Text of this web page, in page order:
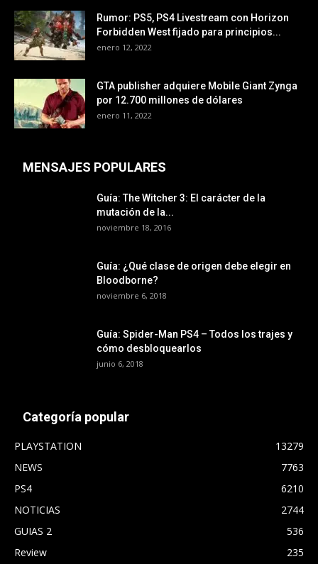
Rumor: PS5, PS4 Livestream con Horizon
Forbidden West fijado para principios...
enero 12, 2022
GTA publisher adquiere Mobile Giant Zynga
por 12.700 millones de dólares
enero 11, 2022
MENSAJES POPULARES
Guía: The Witcher 3: El carácter de la
mutación de la...
noviembre 18, 2016
Guía: ¿Qué clase de origen debe elegir en
Bloodborne?
noviembre 6, 2018
Guía: Spider-Man PS4 – Todos los trajes y
cómo desbloquearlos
junio 6, 2018
Categoría popular
PLAYSTATION
13279
NEWS
7763
PS4
6210
NOTICIAS
2744
GUIAS 2
536
Review
235